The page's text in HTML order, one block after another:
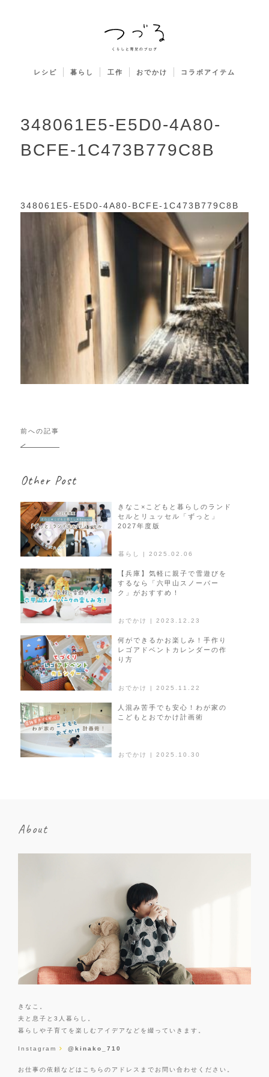
レシピ 暮らし 工作 おでかけ コラボアイテム
348061E5-E5D0-4A80-
BCFE-1C473B779C8B
348061E5-E5D0-4A80-BCFE-1C473B779C8B
投
稿
ゲ
シ
ョ
ン
前への記事
Other Post
暮らし | 2025.02.06
きなこ×こどもと暮らしのランド
セルとリュッセル「ずっと」
2027年度版
おでかけ | 2023.12.23
【兵庫】気軽に親子で雪遊びを
するなら「六甲山スノーパー
ク」がおすすめ！
おでかけ | 2025.11.22
何ができるかお楽しみ！手作り
レゴアドベントカレンダーの作
り方
おでかけ | 2025.10.30
人混み苦手でも安心！わが家の
こどもとおでかけ計画術
About
きなこ。
夫と息子と3人暮らし。
暮らしや子育てを楽しむアイデアなどを綴っていきます。
Instagram @kinako_710
お仕事の依頼などはこちらのアドレスまでお問い合わせください。